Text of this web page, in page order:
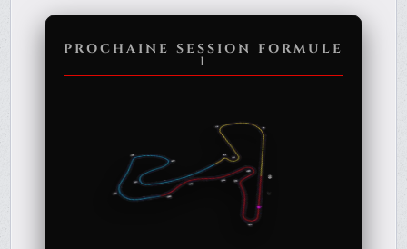
PROCHAINE SESSION FORMULE
1